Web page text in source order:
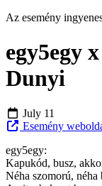
Az esemény
egy5egy
Dunyi
July 11
Esemény
egy5egy:
Kapukód, busz,
Néha szomorú,